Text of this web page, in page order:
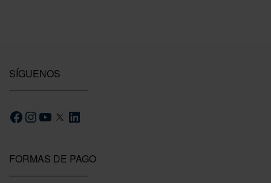
FORMAS DE PAGO
SÍGUENOS